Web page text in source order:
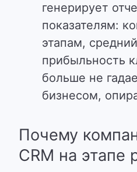
генерирует
показателям:
этапам,
прибыльность
больше не
бизнесом,
Почему
CRM на этапе